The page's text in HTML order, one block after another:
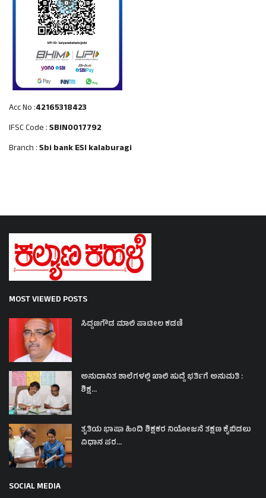
Acc No :42165318423
IFSC Code :SBIN0017792
Branch :Sbi bank ESI kalaburagi
MOST VIEWED POSTS
ಸಿದ್ದಣಗೌಡ ಮಾಲಿ ಪಾಟೀಲ ಕಡಣಿ
ಅನುದಾನಿತ ಶಾಲೆಗಳಲ್ಲಿ ಖಾಲಿ ಹುದ್ದೆ ಭರ್ತಿಗೆ ಅನುಮತಿ :
ಶಿಕ್ಷ...
ತೃತಿಯ ಭಾಷಾ ಹಿಂದಿ ಶಿಕ್ಷಕರ ನಿಯೋಜನೆ ತಕ್ಷಣ ಕೈಬಿಡಲು
ವಿಧಾನ ಪರ...
SOCIAL MEDIA